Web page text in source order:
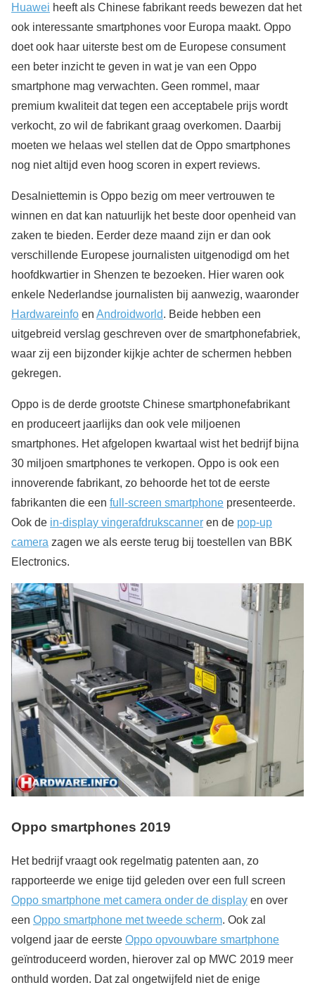
Huawei heeft als Chinese fabrikant reeds bewezen dat het
ook interessante smartphones voor Europa maakt. Oppo
doet ook haar uiterste best om de Europese consument
een beter inzicht te geven in wat je van een Oppo
smartphone mag verwachten. Geen rommel, maar
premium kwaliteit dat tegen een acceptabele prijs wordt
verkocht, zo wil de fabrikant graag overkomen. Daarbij
moeten we helaas wel stellen dat de Oppo smartphones
nog niet altijd even hoog scoren in expert reviews.
Desalniettemin is Oppo bezig om meer vertrouwen te
winnen en dat kan natuurlijk het beste door openheid van
zaken te bieden. Eerder deze maand zijn er dan ook
verschillende Europese journalisten uitgenodigd om het
hoofdkwartier in Shenzen te bezoeken. Hier waren ook
enkele Nederlandse journalisten bij aanwezig, waaronder
Hardwareinfo en Androidworld. Beide hebben een
uitgebreid verslag geschreven over de smartphonefabriek,
waar zij een bijzonder kijkje achter de schermen hebben
gekregen.
Oppo is de derde grootste Chinese smartphonefabrikant
en produceert jaarlijks dan ook vele miljoenen
smartphones. Het afgelopen kwartaal wist het bedrijf bijna
30 miljoen smartphones te verkopen. Oppo is ook een
innoverende fabrikant, zo behoorde het tot de eerste
fabrikanten die een full-screen smartphone presenteerde.
Ook de in-display vingerafdrukscanner en de pop-up
camera zagen we als eerste terug bij toestellen van BBK
Electronics.
Oppo smartphones 2019
Het bedrijf vraagt ook regelmatig patenten aan, zo
rapporteerde we enige tijd geleden over een full screen
Oppo smartphone met camera onder de display en over
een Oppo smartphone met tweede scherm. Ook zal
volgend jaar de eerste Oppo opvouwbare smartphone
geïntroduceerd worden, hierover zal op MWC 2019 meer
onthuld worden. Dat zal ongetwijfeld niet de enige